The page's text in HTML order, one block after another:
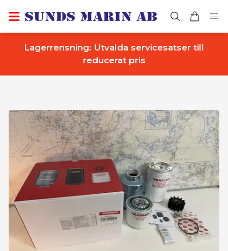
Lagerrensning: Utvalda servicesatser till
reducerat pris